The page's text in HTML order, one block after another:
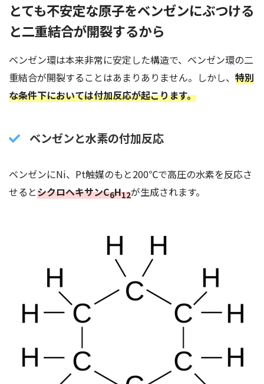
とても不安定な原子をベンゼンにぶつける
と二重結合が開裂するから
ベンゼン環は本来非常に安定した構造で、ベンゼン環の二
重結合が開裂することはあまりありません。しかし、 特別
な条件下においては付加反応が起こります。
ベンゼンと水素の付加反応
ベンゼンにNi、Pt触媒のもと200℃で高圧の水素を反応さ
せるとシクロヘキサンC6H12が生成されます。